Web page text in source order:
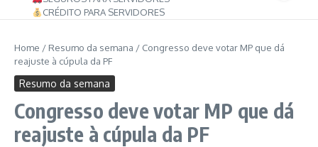
CRÉDITO PARA SERVIDORES
Home / Resumo da semana / Congresso deve votar MP que dá
reajuste à cúpula da PF
Resumo da semana
Congresso deve votar MP que dá
reajuste à cúpula da PF